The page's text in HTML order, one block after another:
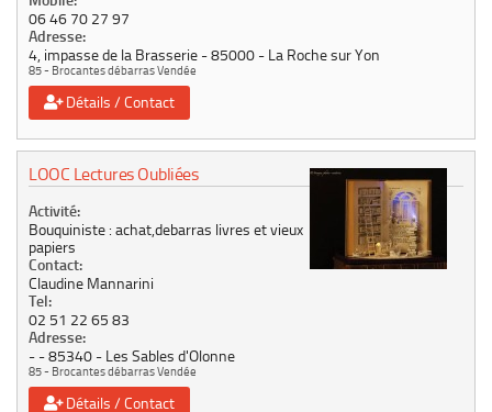
06 46 70 27 97
Adresse:
4, impasse de la Brasserie 85000 La Roche sur Yon
85 - Brocantes débarras Vendée
Détails / Contact
LOOC Lectures Oubliées
Activité:
Bouquiniste : achat,debarras livres et vieux
papiers
Contact:
Claudine Mannarini
Tel:
02 51 22 65 83
Adresse:
- 85340 Les Sables d'Olonne
85 - Brocantes débarras Vendée
Détails / Contact